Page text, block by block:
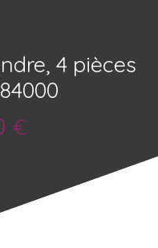
4 pièces
€